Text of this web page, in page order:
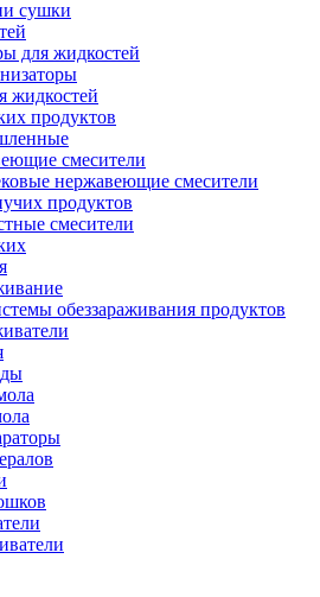
сушки
для жидкостей
жидкостей
продуктов
смесители
нержавеющие смесители
продуктов
смесители
обеззараживания продуктов